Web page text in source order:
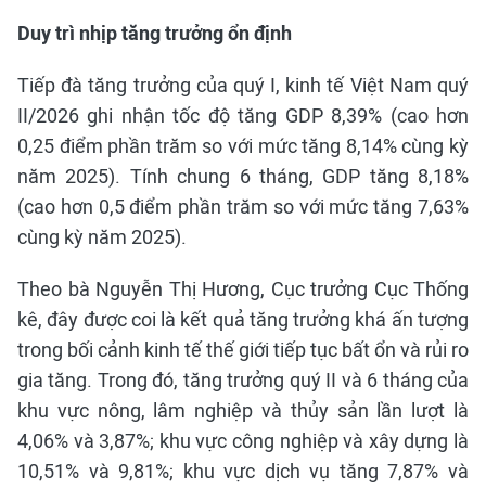
Duy trì nhịp tăng trưởng ổn định
Tiếp đà tăng trưởng của quý I, kinh tế Việt Nam quý
II/2026 ghi nhận tốc độ tăng GDP 8,39% (cao hơn
0,25 điểm phần trăm so với mức tăng 8,14% cùng kỳ
năm 2025). Tính chung 6 tháng, GDP tăng 8,18%
(cao hơn 0,5 điểm phần trăm so với mức tăng 7,63%
cùng kỳ năm 2025).
Theo bà Nguyễn Thị Hương, Cục trưởng Cục Thống
kê, đây được coi là kết quả tăng trưởng khá ấn tượng
trong bối cảnh kinh tế thế giới tiếp tục bất ổn và rủi ro
gia tăng. Trong đó, tăng trưởng quý II và 6 tháng của
khu vực nông, lâm nghiệp và thủy sản lần lượt là
4,06% và 3,87%; khu vực công nghiệp và xây dựng là
10,51% và 9,81%; khu vực dịch vụ tăng 7,87% và